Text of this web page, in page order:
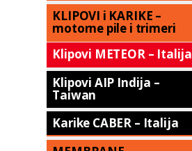
KLIPOVI i KARIKE –
motorne pile i trimeri
Klipovi METEOR – Italija
Klipovi AIP Indija –
Taiwan
Karike CABER – Italija